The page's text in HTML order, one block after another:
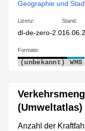
Geographie und
Lizenz:
dl-de-zero-2.0
Stand:
Formate:
(unbekannt) WMS
(Umweltatlas)
Anzahl der